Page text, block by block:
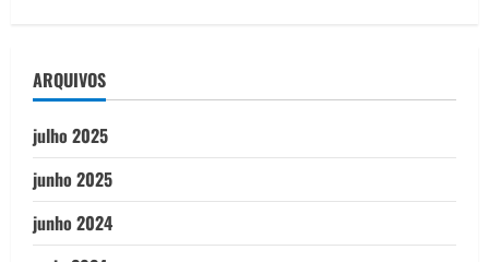
ARQUIVOS
julho 2025
junho 2025
junho 2024